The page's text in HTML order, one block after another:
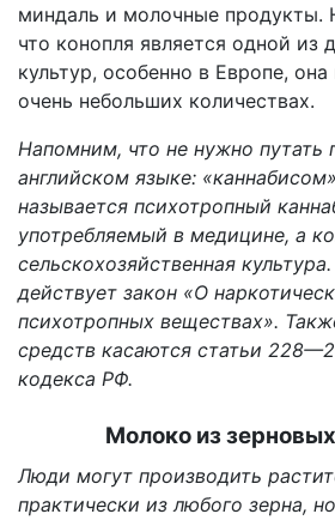
миндаль и молочные продукты.
что конопля является одной из
культур, особенно в Европе,
очень небольших количествах.
Напомним, что не нужно путать
английском языке:
называется психотропный
употребляемый в медицине, а
сельскохозяйственная
действует закон «О
психотропных веществах».
средств касаются статьи
кодекса РФ.
Молоко из
Люди могут производить
практически из любого зерна,